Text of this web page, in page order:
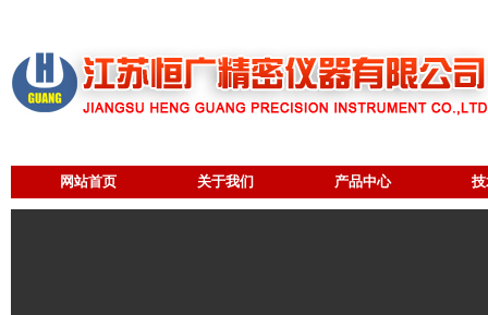
网站首页 关于我们 产品中心